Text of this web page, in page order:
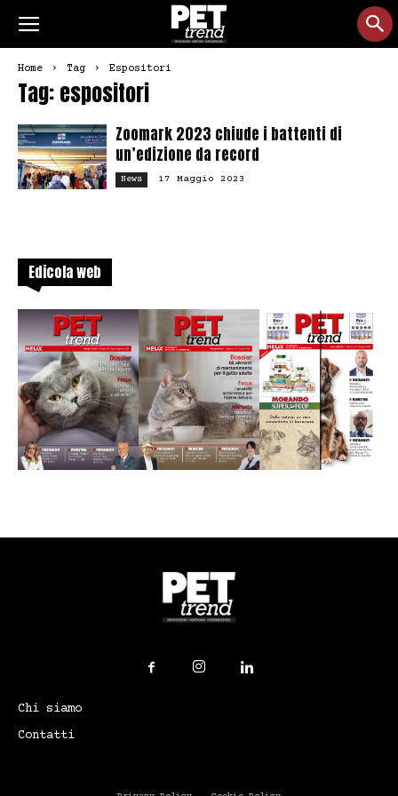
Home Tag Espositori
Tag: espositori
Zoomark 2023 chiude i battenti di
un’edizione da record
News 17 Maggio 2023
Edicola web
Chi siamo
Contatti